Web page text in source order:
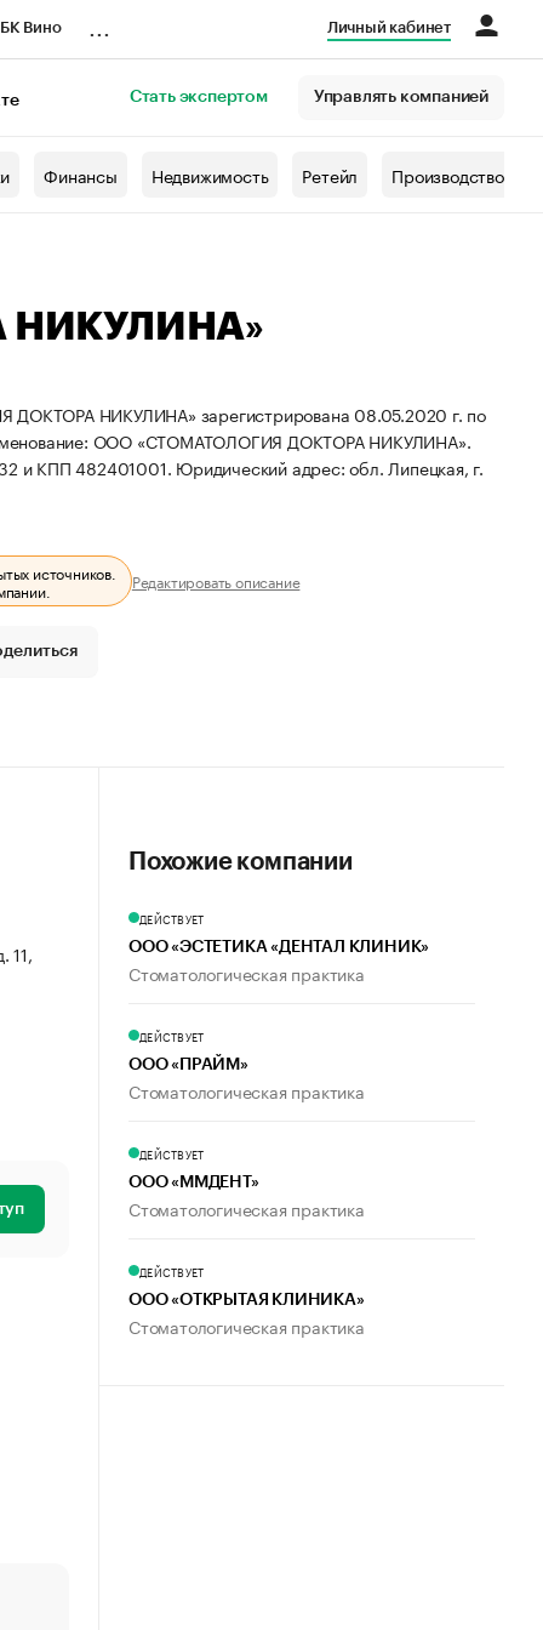
Вино Личный кабинет
Стать экспертом Управлять компанией
Финансы Недвижимость Ретейл Производство
НИКУЛИНА»
НИКУЛИНА» зарегистрирована 08.05.2020 г. по
ООО «СТОМАТОЛОГИЯ ДОКТОРА НИКУЛИНА».
и КПП 482401001. Юридический адрес: обл. Липецкая, г.
источников. Редактировать описание
11,
Похожие компании
ДЕЙСТВУЕТ
ООО «ЭСТЕТИКА «ДЕНТАЛ КЛИНИК»
Стоматологическая практика
ДЕЙСТВУЕТ
ООО «ПРАЙМ»
Стоматологическая практика
ДЕЙСТВУЕТ
ООО «ММДЕНТ»
Стоматологическая практика
ДЕЙСТВУЕТ
ООО «ОТКРЫТАЯ КЛИНИКА»
Стоматологическая практика